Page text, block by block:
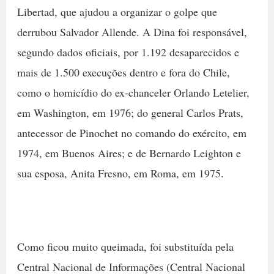
Libertad, que ajudou a organizar o golpe que
derrubou Salvador Allende. A Dina foi responsável,
segundo dados oficiais, por 1.192 desaparecidos e
mais de 1.500 execuções dentro e fora do Chile,
como o homicídio do ex-chanceler Orlando Letelier,
em Washington, em 1976; do general Carlos Prats,
antecessor de Pinochet no comando do exército, em
1974, em Buenos Aires; e de Bernardo Leighton e
sua esposa, Anita Fresno, em Roma, em 1975.
Como ficou muito queimada, foi substituída pela
Central Nacional de Informações (Central Nacional